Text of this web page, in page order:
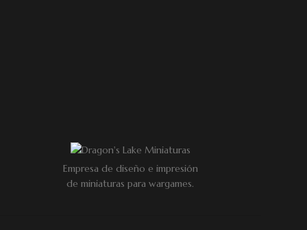
Empresa de diseño e impresión
de miniaturas para wargames.